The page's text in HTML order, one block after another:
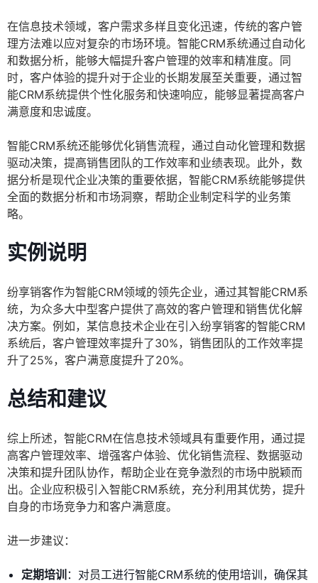
在信息技术领域，客户需求多样且变化迅速，传统的客户管
理方法难以应对复杂的市场环境。智能CRM系统通过自动化
和数据分析，能够大幅提升客户管理的效率和精准度。同
时，客户体验的提升对于企业的长期发展至关重要，通过智
能CRM系统提供个性化服务和快速响应，能够显著提高客户
满意度和忠诚度。
智能CRM系统还能够优化销售流程，通过自动化管理和数据
驱动决策，提高销售团队的工作效率和业绩表现。此外，数
据分析是现代企业决策的重要依据，智能CRM系统能够提供
全面的数据分析和市场洞察，帮助企业制定科学的业务策
略。
实例说明
纷享销客作为智能CRM领域的领先企业，通过其智能CRM系
统，为众多大中型客户提供了高效的客户管理和销售优化解
决方案。例如，某信息技术企业在引入纷享销客的智能CRM
系统后，客户管理效率提升了30%，销售团队的工作效率提
升了25%，客户满意度提升了20%。
总结和建议
综上所述，智能CRM在信息技术领域具有重要作用，通过提
高客户管理效率、增强客户体验、优化销售流程、数据驱动
决策和提升团队协作，帮助企业在竞争激烈的市场中脱颖而
出。企业应积极引入智能CRM系统，充分利用其优势，提升
自身的市场竞争力和客户满意度。
进一步建议：
定期培训 ：对员工进行智能CRM系统的使用培训，确保其